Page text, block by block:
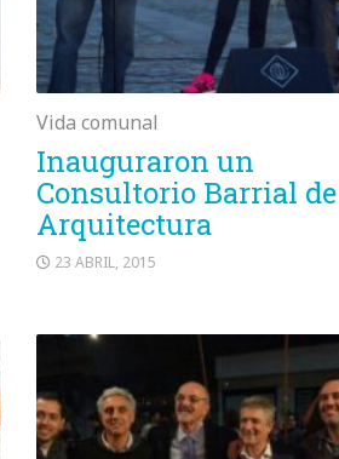
Vida comunal
Inauguraron un
Consultorio Barrial de
Arquitectura
23 ABRIL, 2015